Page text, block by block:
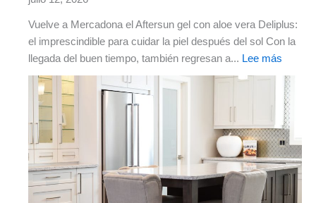
Vuelve a Mercadona el Aftersun gel con aloe vera Deliplus:
el imprescindible para cuidar la piel después del sol Con la
llegada del buen tiempo, también regresan a... Lee más